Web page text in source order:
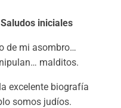
iniciales
de mi asombro…
malditos.
excelente biografía
somos judíos.